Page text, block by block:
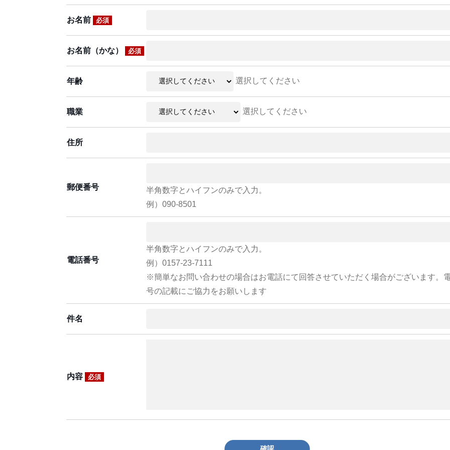
お名前 必須
お名前（かな） 必須
年齢 選択してください
職業 選択してください
住所
郵便番号
半角数字とハイフンのみで入力。
例）090-8501
電話番号
半角数字とハイフンのみで入力。
例）0157-23-7111
※簡単なお問い合わせの場合はお電話にて回答させていただく場合がございます。
号の記載にご協力をお願いします
件名
内容 必須